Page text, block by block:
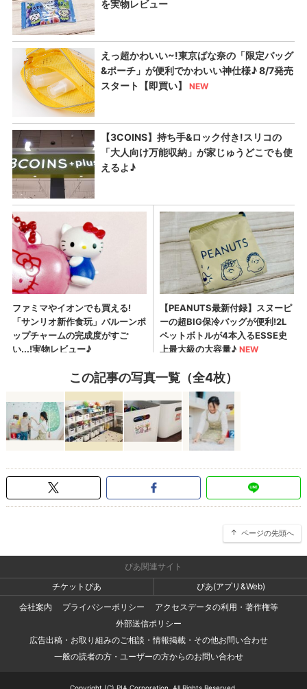
この記事の写真一覧（全4枚）
ページの先頭へ
ぴあ関連サイト
チケットぴあ
ぴあ(アプリ&Web)
会社案内
プライバシーポリシー
アクセスデータの利用・著作権等
外部送信ポリシー
広告出稿・お取り組みのご相談・情報掲載・その他お問い合わせ
一般の読者の方・ユーザーの方からのお問い合わせ